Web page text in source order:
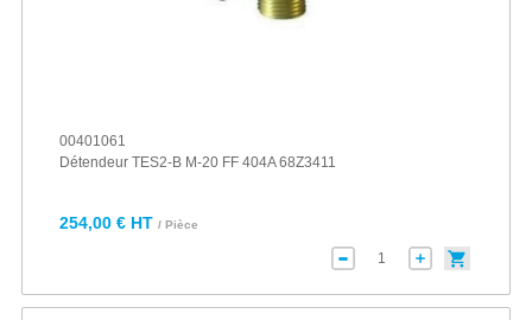
00401061
Détendeur TES2-B M-20 FF 404A 68Z3411
254,00 € HT / Pièce